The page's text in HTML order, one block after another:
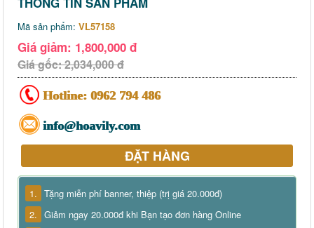
Mã sản phẩm: VL57158
Giá giảm: 1,800,000 đ
Giá gốc: 2,034,000 đ
Hotline: 0962 794 486
info@hoavily.com
ĐẶT HÀNG
1. Tặng miễn phí banner, thiệp (trị giá 20.000đ)
2. Giảm ngay 20.000đ khi Bạn tạo đơn hàng Online